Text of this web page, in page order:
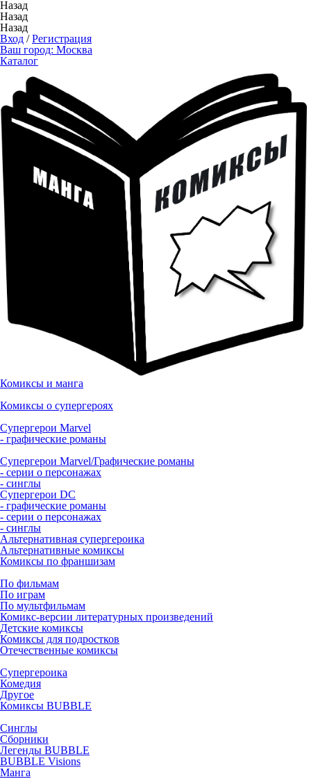
Назад
Назад
Назад
Вход /Регистрация
Ваш город: Москва
Каталог
Комиксы и манга
Комиксы о супергероях
Супергерои Marvel
- графические романы
Супергерои Marvel/Графические романы
- серии о персонажах
- синглы
Супергерои DC
- графические романы
- серии о персонажах
- синглы
Альтернативная супергероика
Альтернативные комиксы
Комиксы по франшизам
По фильмам
По играм
По мультфильмам
Комикс-версии литературных произведений
Детские комиксы
Комиксы для подростков
Отечественные комиксы
Супергероика
Комедия
Другое
Комиксы BUBBLE
Синглы
Сборники
Легенды BUBBLE
BUBBLE Visions
Манга